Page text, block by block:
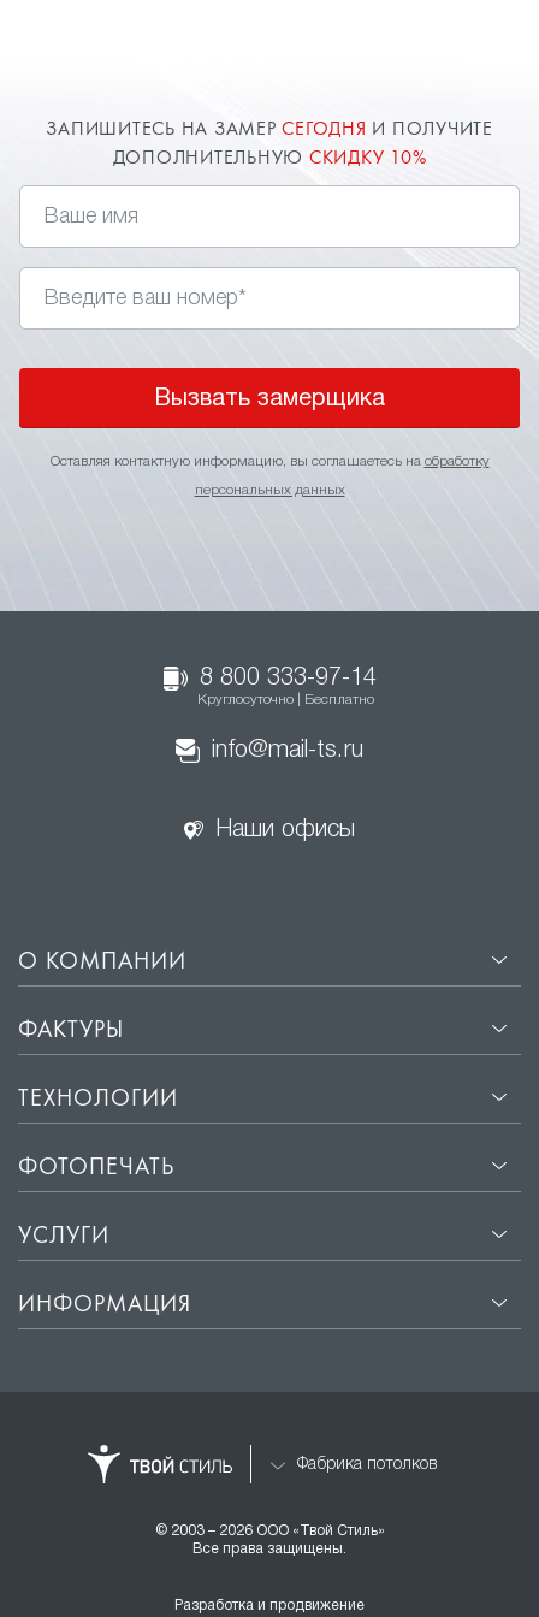
ЗАПИШИТЕСЬ НА ЗАМЕРСЕГОДНЯ И ПОЛУЧИТЕ
ДОПОЛНИТЕЛЬНУЮ СКИДКУ 10%
Вызвать замерщика
Оставляя контактную информацию, вы соглашаетесь на обработку
персональных данных
8 800 333-97-14
Круглосуточно | Бесплатно
info@mail-ts.ru
Наши офисы
О КОМПАНИИ
ФАКТУРЫ
ТЕХНОЛОГИИ
ФОТОПЕЧАТЬ
УСЛУГИ
ИНФОРМАЦИЯ
Фабрика потолков
© 2003 – 2026 ООО «Твой Стиль»
Все права защищены.
Разработка и продвижение